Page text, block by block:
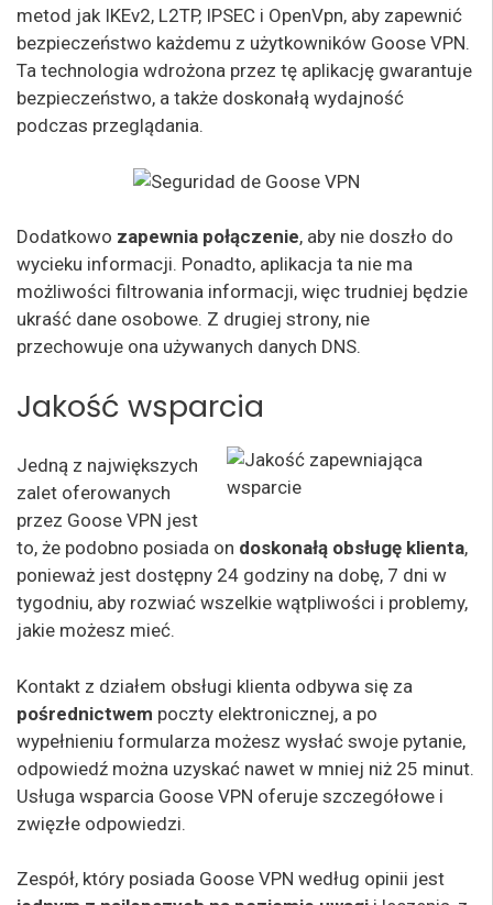
metod jak IKEv2, L2TP, IPSEC i OpenVpn, aby zapewnić
bezpieczeństwo każdemu z użytkowników Goose VPN.
Ta technologia wdrożona przez tę aplikację gwarantuje
bezpieczeństwo, a także doskonałą wydajność
podczas przeglądania.
Dodatkowo zapewnia połączenie, aby nie doszło do
wycieku informacji. Ponadto, aplikacja ta nie ma
możliwości filtrowania informacji, więc trudniej będzie
ukraść dane osobowe. Z drugiej strony, nie
przechowuje ona używanych danych DNS.
Jakość wsparcia
Jedną z największych
zalet oferowanych
przez Goose VPN jest
to, że podobno posiada on doskonałą obsługę klienta,
ponieważ jest dostępny 24 godziny na dobę, 7 dni w
tygodniu, aby rozwiać wszelkie wątpliwości i problemy,
jakie możesz mieć.
Kontakt z działem obsługi klienta odbywa się za
pośrednictwem poczty elektronicznej, a po
wypełnieniu formularza możesz wysłać swoje pytanie,
odpowiedź można uzyskać nawet w mniej niż 25 minut.
Usługa wsparcia Goose VPN oferuje szczegółowe i
zwięzłe odpowiedzi.
Zespół, który posiada Goose VPN według opinii jest